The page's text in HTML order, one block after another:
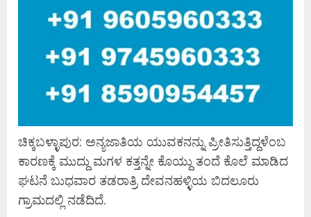
ಚಿಕ್ಕಬಳ್ಳಾಪುರ: ಅನ್ಯಜಾತಿಯ ಯುವಕನನ್ನು ಪ್ರೀತಿಸುತ್ತಿದ್ದಳೆಂಬ
ಕಾರಣಕ್ಕೆ ಮುದ್ದು ಮಗಳ ಕತ್ತನ್ನೇ ಕೊಯ್ದು ತಂದೆ ಕೊಲೆ ಮಾಡಿದ
ಘಟನೆ ಬುಧವಾರ ತಡರಾತ್ರಿ ದೇವನಹಳ್ಳಿಯ ಬಿದಲೂರು
ಗ್ರಾಮದಲ್ಲಿ ನಡೆದಿದೆ.